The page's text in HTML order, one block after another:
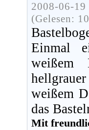
2008-06-
(Gelesen:
Einmal
weißem
weißem
das
Mit